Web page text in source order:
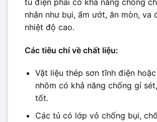
nhân như bụi, ẩm ướt, ăn mòn, va
nhiệt độ cao.
Các tiêu chí về chất liệu:
Vật liệu thép sơn tĩnh điện
nhôm có khả năng chống gỉ
tốt.
Các tủ có lớp vỏ chống bụi,